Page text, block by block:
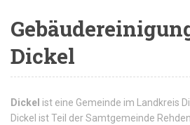
Dickel
Dickel ist eine Gemeinde im Landkreis
Dickel ist Teil der Samtgemeinde